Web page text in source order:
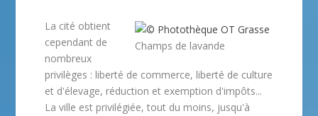
Champs de lavande
La cité obtient
cependant de
nombreux
privilèges : liberté de commerce, liberté de culture
et d'élevage, réduction et exemption d'impôts...
La ville est privilégiée, tout du moins, jusqu'à